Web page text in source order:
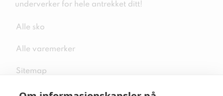
underverker for hele antrekket ditt!
Alle sko
Alle varemerker
Sitemap